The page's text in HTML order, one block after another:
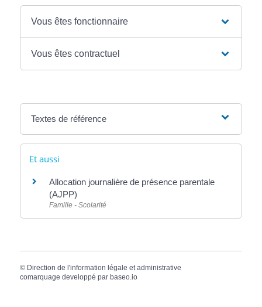
Vous êtes fonctionnaire
Vous êtes contractuel
Textes de référence
Et aussi
Allocation journalière de présence parentale
(AJPP)
Famille - Scolarité
© Direction de l'information légale et administrative
comarquage developpé par baseo.io